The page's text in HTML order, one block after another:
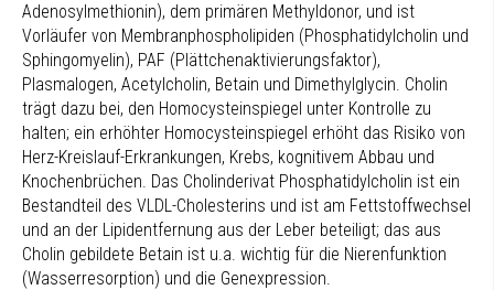
Adenosylmethionin), dem primären Methyldonor, und ist
Vorläufer von Membranphospholipiden (Phosphatidylcholin und
Sphingomyelin), PAF (Plättchenaktivierungsfaktor),
Plasmalogen, Acetylcholin, Betain und Dimethylglycin. Cholin
trägt dazu bei, den Homocysteinspiegel unter Kontrolle zu
halten; ein erhöhter Homocysteinspiegel erhöht das Risiko von
Herz-Kreislauf-Erkrankungen, Krebs, kognitivem Abbau und
Knochenbrüchen. Das Cholinderivat Phosphatidylcholin ist ein
Bestandteil des VLDL-Cholesterins und ist am Fettstoffwechsel
und an der Lipidentfernung aus der Leber beteiligt; das aus
Cholin gebildete Betain ist u.a. wichtig für die Nierenfunktion
(Wasserresorption) und die Genexpression.